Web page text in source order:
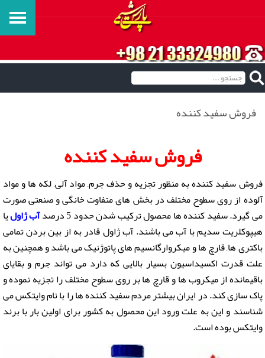
فروش سفید کننده
فروش سفید کننده
فروش سفید کننده به منظور تجزیه و حذف جرم, مواد آلی, لکه ها و مواد
آلوده از روی سطوح مختلف در بخش های متفاوت خانگی و صنعتی صورت
می گیرد. سفید کننده ها محصول ترکیب شدن حدود 5 درصد
آب ژاولیا
هیپوکلریت سدیم با آب می باشند. آب ژاول قادر به از بین بردن تمامی
باکتری ها, قارچ ها و میکروارگانسیم های پاتوژنیک می باشد و همچنین به
علت قدرت اکسیداسیون بسیار بالایی که دارد می تواند جرم و بقایای
باقیمانده از میکروب ها و قارچ ها بر روی سطوح مختلف را تجزیه نموده و
پاک سازی کند. در ایران بیشتر مردم سفید کننده ها را با نام وایتکس می
شناسند و این به علت ورود این محصول به کشور برای اولین بار با برند
وایتکس بوده است.